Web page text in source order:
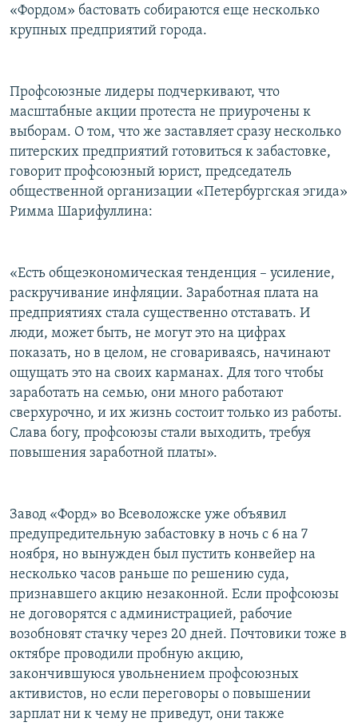
«Фордом» бастовать собираются еще несколько
крупных предприятий города.
Профсоюзные лидеры подчеркивают, что
масштабные акции протеста не приурочены к
выборам. О том, что же заставляет сразу несколько
питерских предприятий готовиться к забастовке,
говорит профсоюзный юрист, председатель
общественной организации «Петербургская эгида»
Римма Шарифуллина:
«Есть общеэкономическая тенденция – усиление,
раскручивание инфляции. Заработная плата на
предприятиях стала существенно отставать. И
люди, может быть, не могут это на цифрах
показать, но в целом, не сговариваясь, начинают
ощущать это на своих карманах. Для того чтобы
заработать на семью, они много работают
сверхурочно, и их жизнь состоит только из работы.
Слава богу, профсоюзы стали выходить, требуя
повышения заработной платы».
Завод «Форд» во Всеволожске уже объявил
предупредительную забастовку в ночь с 6 на 7
ноября, но вынужден был пустить конвейер на
несколько часов раньше по решению суда,
признавшего акцию незаконной. Если профсоюзы
не договорятся с администрацией, рабочие
возобновят стачку через 20 дней. Почтовики тоже в
октябре проводили пробную акцию,
закончившуюся увольнением профсоюзных
активистов, но если переговоры о повышении
зарплат ни к чему не приведут, они также